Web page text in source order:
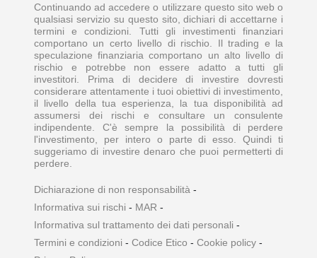
Continuando ad accedere o utilizzare questo sito web o
qualsiasi servizio su questo sito, dichiari di accettarne i
termini e condizioni. Tutti gli investimenti finanziari
comportano un certo livello di rischio. Il trading e la
speculazione finanziaria comportano un alto livello di
rischio e potrebbe non essere adatto a tutti gli
investitori. Prima di decidere di investire dovresti
considerare attentamente i tuoi obiettivi di investimento,
il livello della tua esperienza, la tua disponibilità ad
assumersi dei rischi e consultare un consulente
indipendente. C'è sempre la possibilità di perdere
l'investimento, per intero o parte di esso. Quindi ti
suggeriamo di investire denaro che puoi permetterti di
perdere.
Dichiarazione di non responsabilità -
Informativa sui rischi - MAR -
Informativa sul trattamento dei dati personali -
Termini e condizioni - Codice Etico - Cookie policy -